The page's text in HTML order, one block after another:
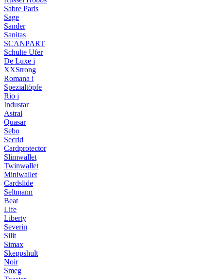
Sabre Paris
Sage
Sander
Sanitas
SCANPART
Schulte Ufer
De Luxe i
XXStrong
Romana i
Spezialtöpfe
Rio i
Industar
Astral
Quasar
Sebo
Secrid
Cardprotector
Slimwallet
Twinwallet
Miniwallet
Cardslide
Seltmann
Beat
Life
Liberty
Severin
Silit
Simax
Skeppshult
Noir
Smeg